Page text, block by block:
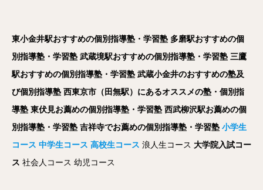
東小金井駅おすすめの個別指導塾・学習塾 多磨駅おすすめの個
別指導塾・学習塾 武蔵境駅おすすめの個別指導塾・学習塾 三鷹
駅おすすめの個別指導塾・学習塾 武蔵小金井のおすすめの塾及
び個別指導塾 西東京市（田無駅）にあるオススメの塾・個別指
導塾 東伏見お薦めの個別指導塾・学習塾 西武柳沢駅お薦めの個
別指導塾・学習塾 吉祥寺でお薦めの個別指導塾・学習塾 小学生
コース 中学生コース 高校生コース 浪人生コース 大学院入試コー
ス 社会人コース 幼児コース